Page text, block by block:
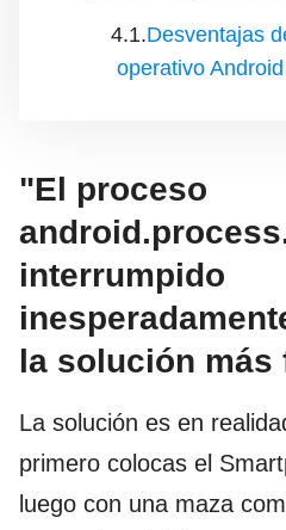
Desventajas
operativo Android
"El proceso
interrumpido
la solución más
La solución es en
primero colocas el
luego con una maza